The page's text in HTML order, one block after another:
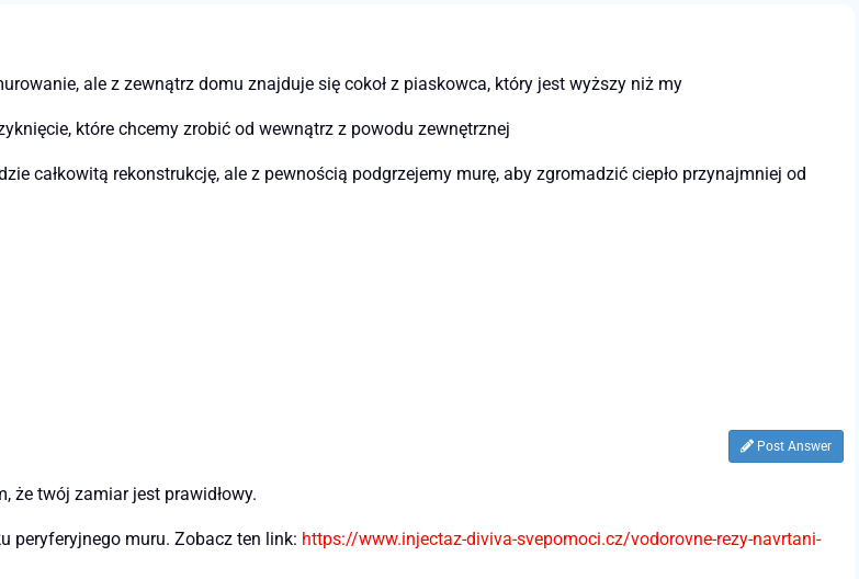
ale z zewnątrz domu znajduje się cokoł z piaskowca, który jest wyższy niż my
które chcemy zrobić od wewnątrz z powodu zewnętrznej
całkowitą rekonstrukcję, ale z pewnością podgrzejemy murę, aby zgromadzić ciepło przynajmniej od
Post Answer
że twój zamiar jest prawidłowy.
peryferyjnego muru. Zobacz ten link: https://www.injectaz-diviva-svepomoci.cz/vodorovne-rezy-navrtani-